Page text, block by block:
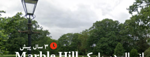
3 سال پیش